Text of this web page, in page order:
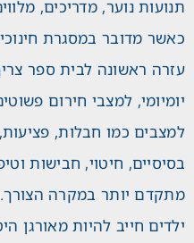
תנועות נוער, מדריכים,
כאשר מדובר במסגרת
עזרה ראשונה לבית ספר
יומיומי, למצבי חירום
למצבים כמו חבלות, פציעות,
בסיסיים, חיטוי, חבישות
מתקדם יותר במקרה
ילדים חייב להיות מאורגן